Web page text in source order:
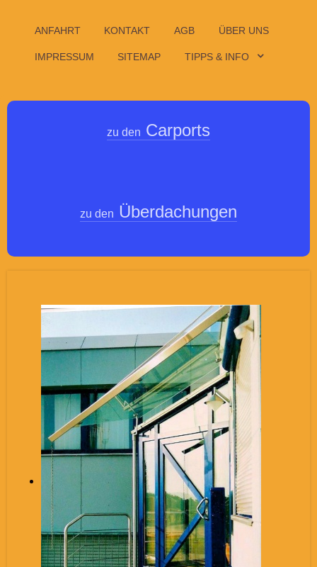
ANFAHRT KONTAKT AGB ÜBER UNS
IMPRESSUM SITEMAP TIPPS & INFO
zu den Carports
zu den Überdachungen